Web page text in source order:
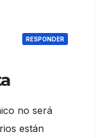
RESPONDER
no será
están